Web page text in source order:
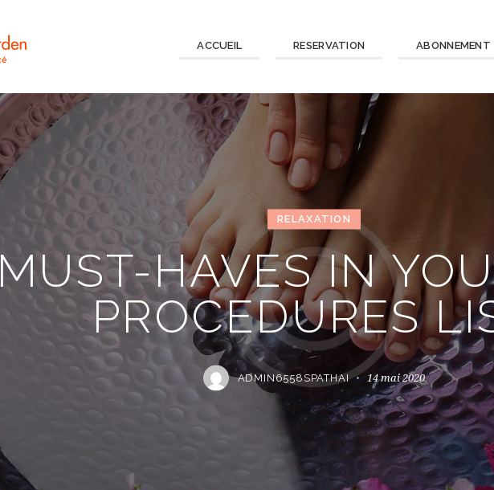
ACCUEIL RESERVATION ABONNEMENT
RELAXATION
MUST-HAVES IN
PROCEDURES
ADMIN6558SPATHAI 14 mai 2020